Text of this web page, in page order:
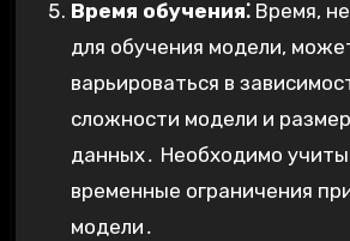
Время обучения⁚Время,
для обучения модели,
варьироваться в
сложности модели и
данных․ Необходимо
временные ограничения
модели․